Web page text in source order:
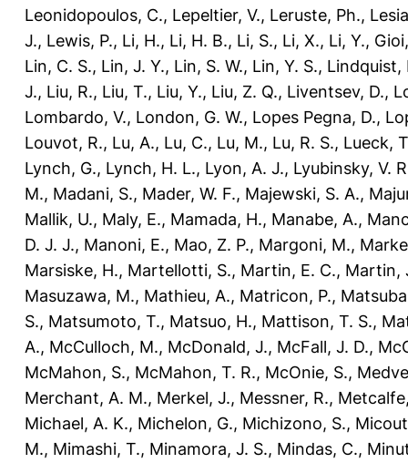
Leonidopoulos, C., Lepeltier, V., Leruste, Ph.,
J., Lewis, P., Li, H., Li, H. B., Li, S., Li, X., Li, Y.,
Lin, C. S., Lin, J. Y., Lin, S. W., Lin, Y. S., Lindquist,
J., Liu, R., Liu, T., Liu, Y., Liu, Z. Q., Liventsev, D.,
Lombardo, V., London, G. W., Lopes Pegna, D.,
Louvot, R., Lu, A., Lu, C., Lu, M., Lu, R. S., Lueck,
Lynch, G., Lynch, H. L., Lyon, A. J., Lyubinsky, V.
M., Madani, S., Mader, W. F., Majewski, S. A.,
Mallik, U., Maly, E., Mamada, H., Manabe, A.,
D. J. J., Manoni, E., Mao, Z. P., Margoni, M.,
Marsiske, H., Martellotti, S., Martin, E. C., Martin,
Masuzawa, M., Mathieu, A., Matricon, P.,
S., Matsumoto, T., Matsuo, H., Mattison, T. S.,
A., McCulloch, M., McDonald, J., McFall, J. D.,
McMahon, S., McMahon, T. R., McOnie, S.,
Merchant, A. M., Merkel, J., Messner, R.,
Michael, A. K., Michelon, G., Michizono, S.,
M., Mimashi, T., Minamora, J. S., Mindas, C.,